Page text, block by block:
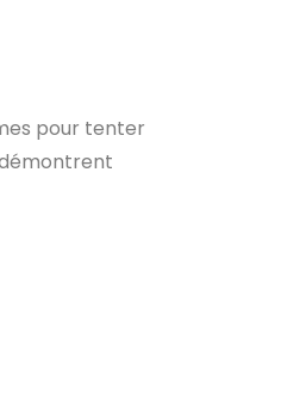
pour tenter
démontrent